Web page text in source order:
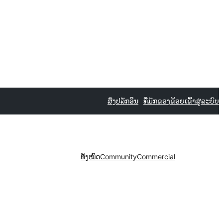
ສົ່ງປລັກອິນ ທີ່ມັກຂອງຂ້ອຍເຂົ້າສູ່ລະບົບ
ທັງໝົດCommunityCommercial